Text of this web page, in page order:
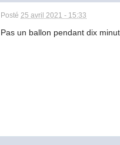
Posté25 avril 2021 - 15:33
Pas un ballon pendant dix